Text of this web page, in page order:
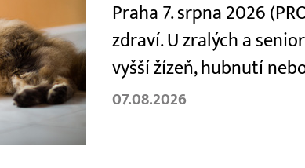
Praha 7. srpna 2026
zdraví. U zralých a
vyšší žízeň, hubnutí
07.08.2026